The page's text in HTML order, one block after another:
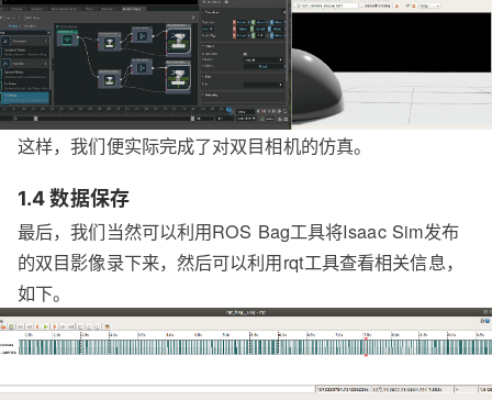
这样，我们便实际完成了对双目相机的仿真。
1.4 数据保存
最后，我们当然可以利用ROS Bag工具将Isaac Sim发布
的双目影像录下来，然后可以利用rqt工具查看相关信息，
如下。